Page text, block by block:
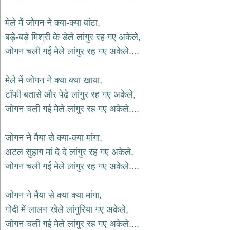
हनुमान
भजन
bhajans
भजन
sai
bhajans
जैन
jain
bhajans
भजन
गणेश
भजन
ganesh
मेले में जोगन ने क्या-क्या बांटा,
बड़े-बड़े मिश्री के डेले लांगुर रह गए अकेले,
जोगन चली गई मेले लांगुर रह गए अकेले....
मेले में जोगन ने क्या क्या खाया,
टॉफी बतासे और पेढे लांगुर रह गए अकेले,
जोगन चली गई मेले लांगुर रह गए अकेले....
जोगन ने मैया से क्या-क्या मांगा,
अटल सुहाग मां दे दे लांगुर रह गए अकेले,
जोगन चली गई मेले लांगुर रह गए अकेले....
जोगन ने मैया से क्या क्या मांगा,
गोदी में लालन खेले लांगुरिया गए अकेले,
जोगन चली गई मेले लांगुर रह गए अकेले....